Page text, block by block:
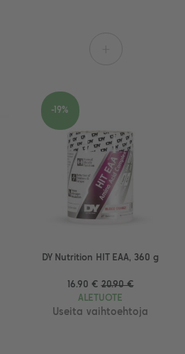
DY Nutrition HIT EAA, 360 g
16.90 € 20.90 €
ALETUOTE
Useita vaihtoehtoja
-19%